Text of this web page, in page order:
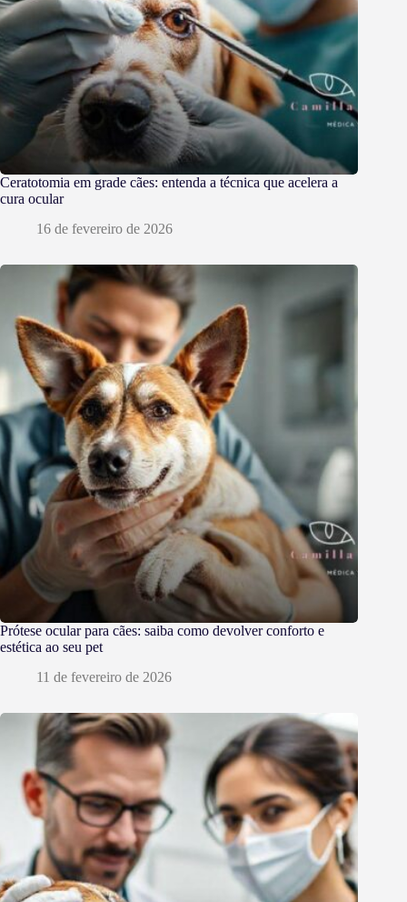
Ceratotomia em grade cães: entenda a técnica que acelera a
cura ocular
16 de fevereiro de 2026
Prótese ocular para cães: saiba como devolver conforto e
estética ao seu pet
11 de fevereiro de 2026